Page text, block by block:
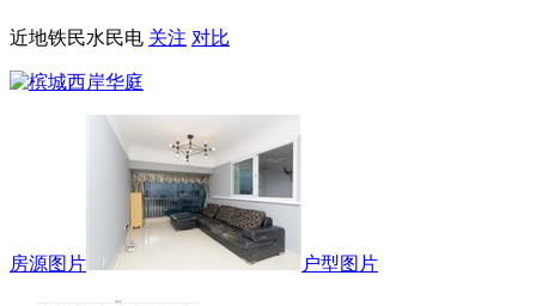
近地铁民水民电 关注 对比
房源图片 户型图片